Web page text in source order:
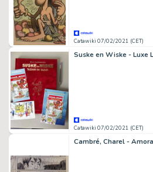
Catawiki 07/02/2021 (CET)
Catawiki 07/02/2021 (CET)